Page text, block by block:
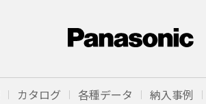
カタログ 各種データ 納入事例